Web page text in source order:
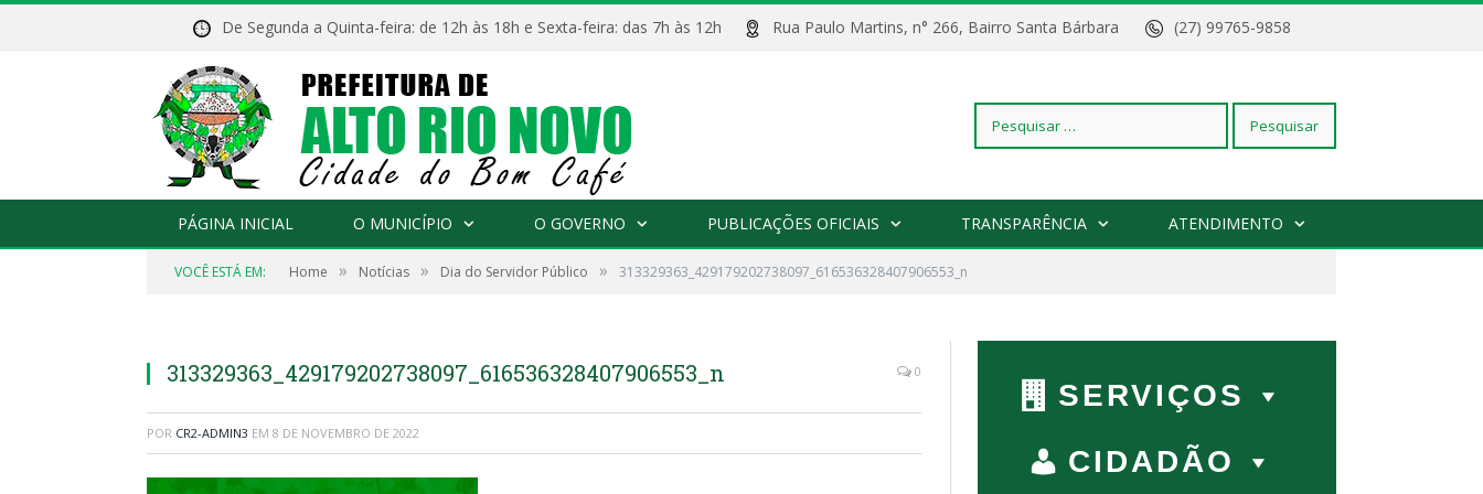
De Segunda a Quinta-feira: de 12h às 18h e Sexta-feira: das 7h às 12h Rua Paulo Martins, n° 266, Bairro Santa Bárbara (27) 99765-9858
Pesquisar
PÁGINA INICIAL O MUNICÍPIO O GOVERNO PUBLICAÇÕES OFICIAIS TRANSPARÊNCIA ATENDIMENTO
VOCÊ ESTÁ EM: Home » Notícias » Dia do Servidor Público » 313329363_429179202738097_616536328407906553_n
313329363_429179202738097_616536328407906553_n 0
POR CR2-ADMIN3 EM 8 DE NOVEMBRO DE 2022
SERVIÇOS
CIDADÃO